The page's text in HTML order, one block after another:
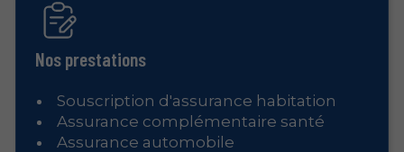
Nos prestations
Souscription d'assurance habitation
Assurance complémentaire santé
Assurance automobile